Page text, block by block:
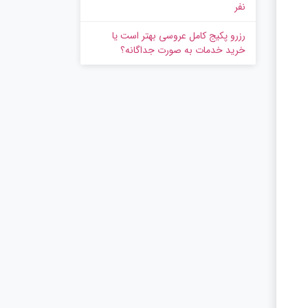
نفر
رزرو پکیج کامل عروسی بهتر است یا
خرید خدمات به‌ صورت جداگانه؟